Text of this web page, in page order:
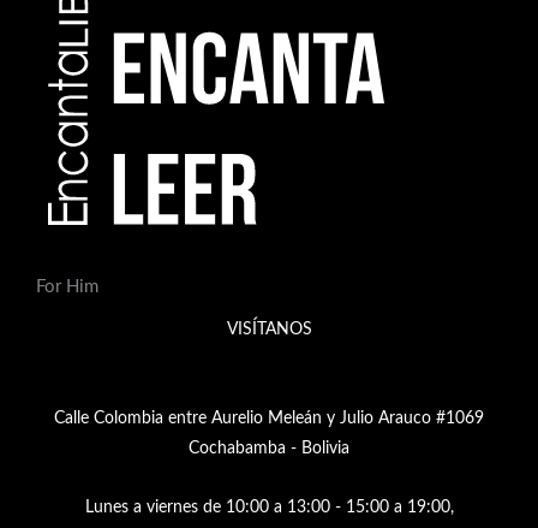
For Him
VISÍTANOS
Calle Colombia entre Aurelio Meleán y Julio Arauco #1069
Cochabamba - Bolivia
Lunes a viernes de 10:00 a 13:00 - 15:00 a 19:00,